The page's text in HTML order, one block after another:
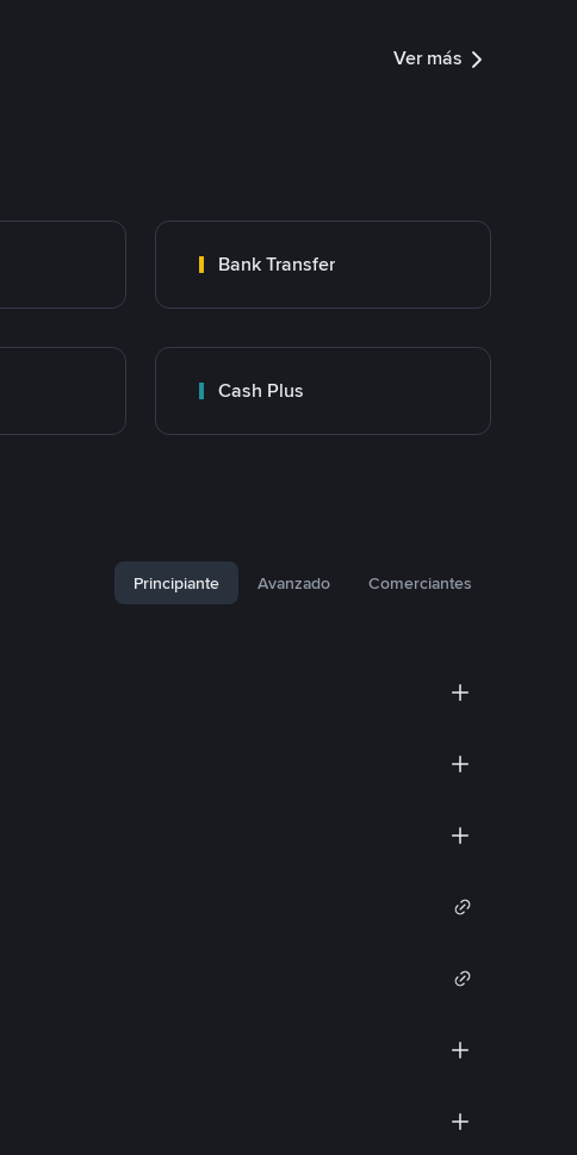
Ver más
Bank Transfer
Cash Plus
Principiante Avanzado Comerciantes